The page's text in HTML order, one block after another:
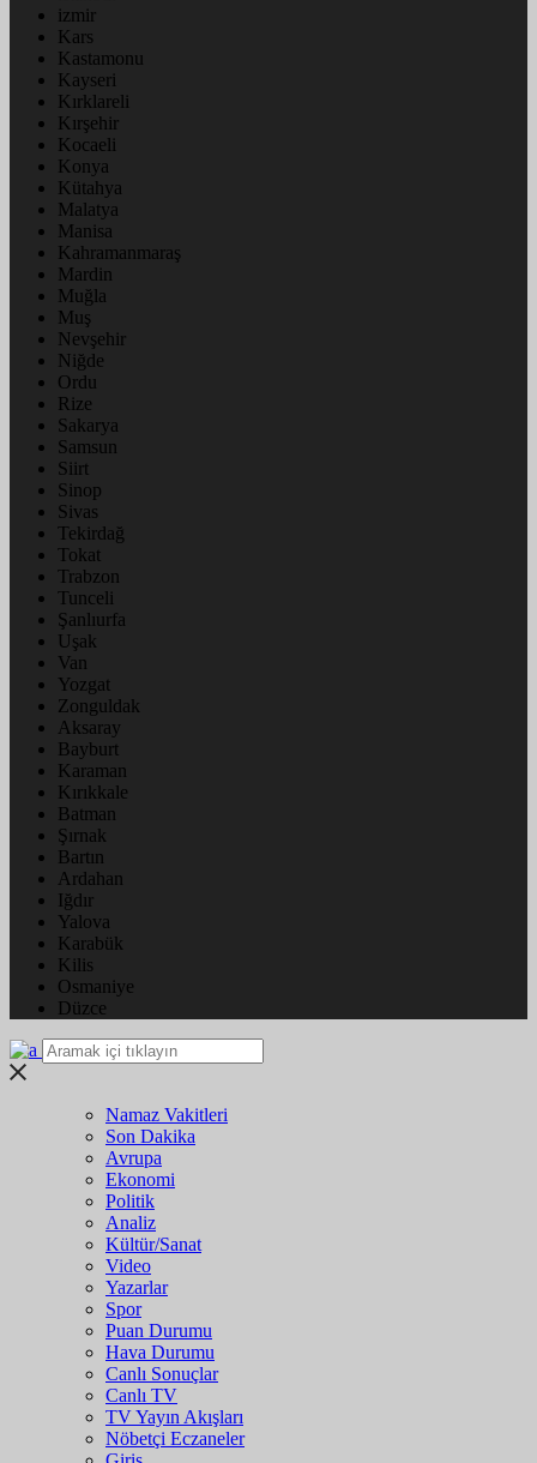
izmir
Kars
Kastamonu
Kayseri
Kırklareli
Kırşehir
Kocaeli
Konya
Kütahya
Malatya
Manisa
Kahramanmaraş
Mardin
Muğla
Muş
Nevşehir
Niğde
Ordu
Rize
Sakarya
Samsun
Siirt
Sinop
Sivas
Tekirdağ
Tokat
Trabzon
Tunceli
Şanlıurfa
Uşak
Van
Yozgat
Zonguldak
Aksaray
Bayburt
Karaman
Kırıkkale
Batman
Şırnak
Bartın
Ardahan
Iğdır
Yalova
Karabük
Kilis
Osmaniye
Düzce
Namaz Vakitleri
Son Dakika
Avrupa
Ekonomi
Politik
Analiz
Kültür/Sanat
Video
Yazarlar
Spor
Puan Durumu
Hava Durumu
Canlı Sonuçlar
Canlı TV
TV Yayın Akışları
Nöbetçi Eczaneler